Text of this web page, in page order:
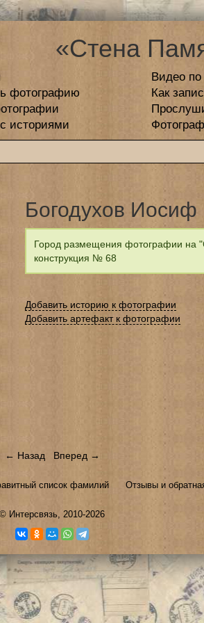
«Стена
Видео по
фотографию
Как
историями
Богодухов
Город размещения фотографии на
конструкция № 68
Добавить историю к фотографии
Добавить артефакт к фотографии
← Назад Вперед →
список фамилий Отзывы и
© Интерсвязь, 2010-2026